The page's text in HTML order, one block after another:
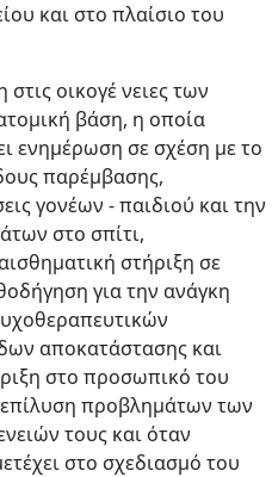
και στο πλαίσιο του
οικογέ νειες των
βάση, η οποία
ενημέρωση σε σχέση με το
παρέμβασης,
γονέων - παιδιού και την
στο σπίτι,
στήριξη σε
για την ανάγκη
αποκατάστασης και
στο προσωπικό του
προβλημάτων των
τους και όταν
στο σχεδιασμό του